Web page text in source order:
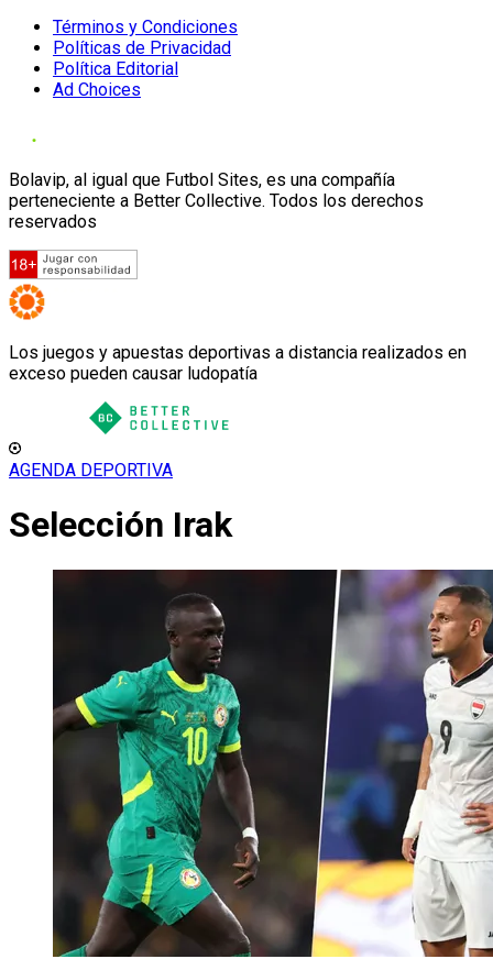
Términos y Condiciones
Políticas de Privacidad
Política Editorial
Ad Choices
Bolavip, al igual que Futbol Sites, es una compañía
perteneciente a Better Collective. Todos los derechos
reservados
Los juegos y apuestas deportivas a distancia realizados en
exceso pueden causar ludopatía
AGENDA DEPORTIVA
Selección Irak